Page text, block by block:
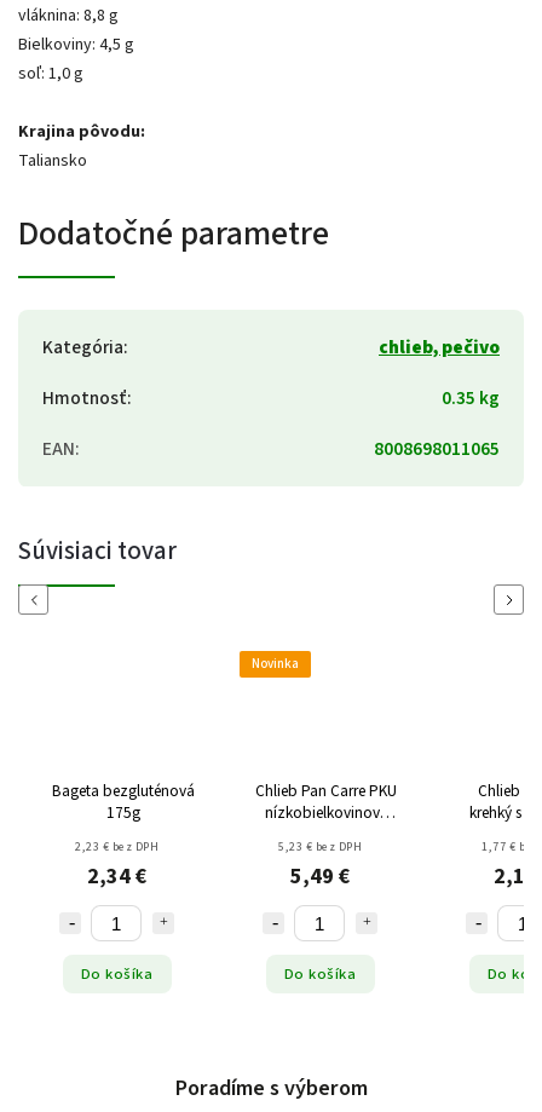
vláknina: 8,8 g
Bielkoviny: 4,5 g
soľ: 1,0 g
Krajina pôvodu:
Taliansko
Dodatočné parametre
Kategória:
chlieb, pečivo
Hmotnosť:
0.35 kg
EAN: 8008698011065
Súvisiaci tovar
Previous
Bageta bezgluténová
175g
2,23 € bez DPH
2,34 €
Do košíka
Novinka
Chlieb Pan Carre PKU
nízkobielkovinový
5,23 € bez DPH
5,49 €
Do košíka
Chlieb
krehký s
1,77 € bez
2,11
Do
Next
Poradíme s výberom